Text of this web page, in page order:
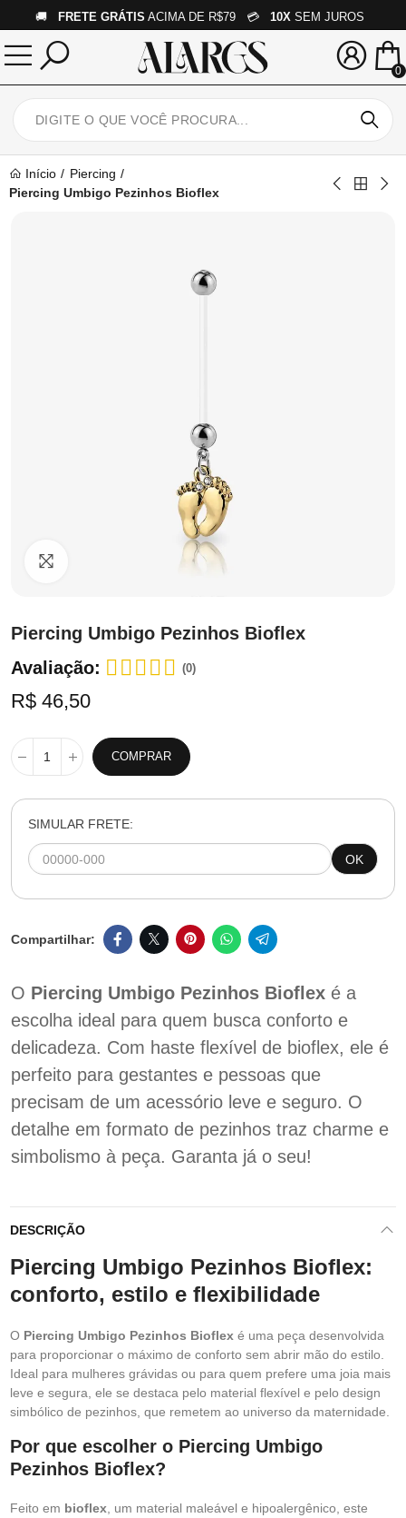
🚚 FRETE GRÁTIS ACIMA DE R$79 💳 10X SEM JUROS
0
Início
Piercing
Piercing Umbigo Pezinhos Bioflex
Clique para ampliar
Piercing Umbigo Pezinhos Bioflex
Avaliação:
(0)
R$ 46,50
COMPRAR
SIMULAR FRETE:
OK
O Piercing Umbigo Pezinhos Bioflex é a
escolha ideal para quem busca conforto e
delicadeza. Com haste flexível de bioflex, ele é
perfeito para gestantes e pessoas que
precisam de um acessório leve e seguro. O
detalhe em formato de pezinhos traz charme e
simbolismo à peça. Garanta já o seu!
DESCRIÇÃO
Piercing Umbigo Pezinhos Bioflex:
conforto, estilo e flexibilidade
O Piercing Umbigo Pezinhos Bioflex é uma peça desenvolvida
para proporcionar o máximo de conforto sem abrir mão do estilo.
Ideal para mulheres grávidas ou para quem prefere uma joia mais
leve e segura, ele se destaca pelo material flexível e pelo design
simbólico de pezinhos, que remetem ao universo da maternidade.
Por que escolher o Piercing Umbigo
Pezinhos Bioflex?
Feito em bioflex , um material maleável e hipoalergênico, este